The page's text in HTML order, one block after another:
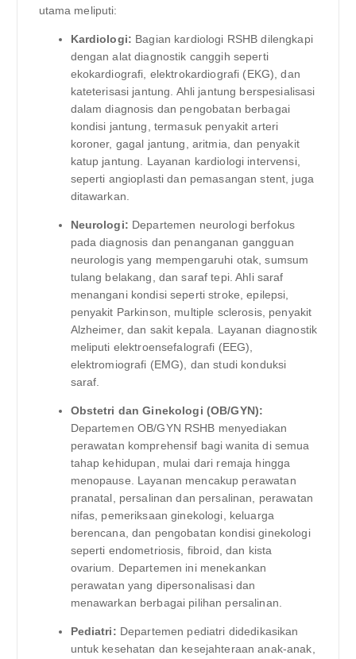
utama meliputi:
Kardiologi: Bagian kardiologi RSHB dilengkapi
dengan alat diagnostik canggih seperti
ekokardiografi, elektrokardiografi (EKG), dan
kateterisasi jantung. Ahli jantung berspesialisasi
dalam diagnosis dan pengobatan berbagai
kondisi jantung, termasuk penyakit arteri
koroner, gagal jantung, aritmia, dan penyakit
katup jantung. Layanan kardiologi intervensi,
seperti angioplasti dan pemasangan stent, juga
ditawarkan.
Neurologi: Departemen neurologi berfokus
pada diagnosis dan penanganan gangguan
neurologis yang mempengaruhi otak, sumsum
tulang belakang, dan saraf tepi. Ahli saraf
menangani kondisi seperti stroke, epilepsi,
penyakit Parkinson, multiple sclerosis, penyakit
Alzheimer, dan sakit kepala. Layanan diagnostik
meliputi elektroensefalografi (EEG),
elektromiografi (EMG), dan studi konduksi
saraf.
Obstetri dan Ginekologi (OB/GYN):
Departemen OB/GYN RSHB menyediakan
perawatan komprehensif bagi wanita di semua
tahap kehidupan, mulai dari remaja hingga
menopause. Layanan mencakup perawatan
pranatal, persalinan dan persalinan, perawatan
nifas, pemeriksaan ginekologi, keluarga
berencana, dan pengobatan kondisi ginekologi
seperti endometriosis, fibroid, dan kista
ovarium. Departemen ini menekankan
perawatan yang dipersonalisasi dan
menawarkan berbagai pilihan persalinan.
Pediatri: Departemen pediatri didedikasikan
untuk kesehatan dan kesejahteraan anak-anak,